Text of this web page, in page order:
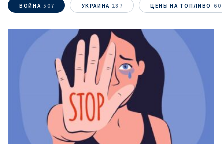
ВОЙНА 507 УКРАИНА 287 ЦЕНЫ НА ТОПЛИВО 60